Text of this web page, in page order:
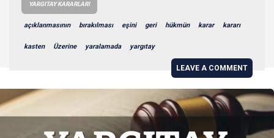
YARGITAY KARARLARI
açıklanmasının bırakılması eşini geri hükmün karar kararı
kasten Üzerine yaralamada yargıtay
LEAVE A COMMENT